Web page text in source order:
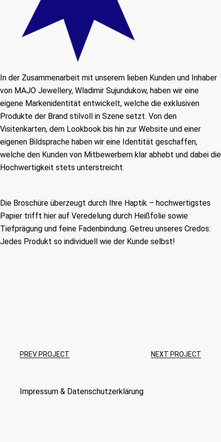
In der Zusammenarbeit mit unserem lieben Kunden und Inhaber
von MAJO Jewellery, Wladimir Sujundukow, haben wir eine
eigene Markenidentität entwickelt, welche die exklusiven
Produkte der Brand stilvoll in Szene setzt. Von den
Visitenkarten, dem Lookbook bis hin zur Website und einer
eigenen Bildsprache haben wir eine Identität geschaffen,
welche den Kunden von Mitbewerbern klar abhebt und dabei die
Hochwertigkeit stets unterstreicht.
Die Broschüre überzeugt durch Ihre Haptik – hochwertigstes
Papier trifft hier auf Veredelung durch Heißfolie sowie
Tiefprägung und feine Fadenbindung. Getreu unseres Credos:
Jedes Produkt so individuell wie der Kunde selbst!
PREV PROJECT NEXT PROJECT
Impressum & Datenschutzerklärung